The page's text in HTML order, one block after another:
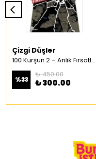
Çizgi Düşler
100 Kurşun 2 – Anlık Fırsatlar Türkçe Çizgi Roman
%33
₺ 450.00
₺ 300.00